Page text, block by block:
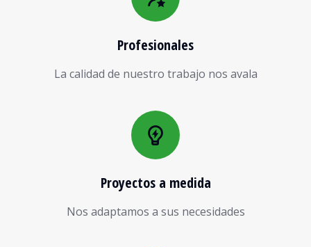
Profesionales
La calidad de nuestro trabajo nos avala
Proyectos a medida
Nos adaptamos a sus necesidades